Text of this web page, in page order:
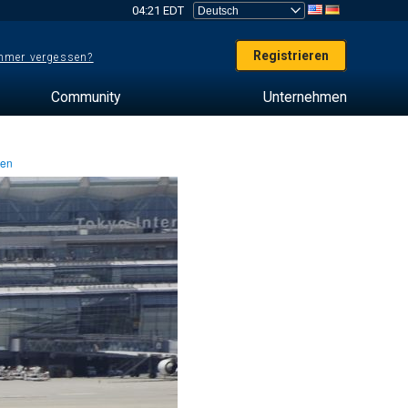
04:21 EDT
vergessen? Registrieren
Community Unternehmen